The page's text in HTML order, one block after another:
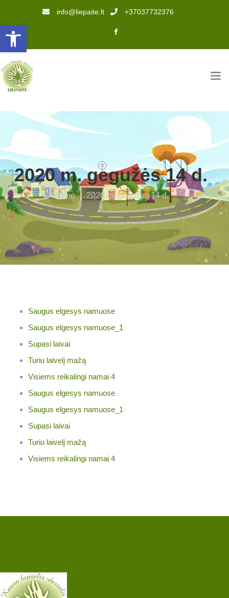
Open toolbar
info@liepaite.lt +37037732376
2020 m. gegužės 14 d.
Home . 2020 m. gegužės 14 d.
Saugus elgesys namuose
Saugus elgesys namuose_1
Supasi laivai
Turiu laivelį mažą
Visiems reikalingi namai 4
Saugus elgesys namuose
Saugus elgesys namuose_1
Supasi laivai
Turiu laivelį mažą
Visiems reikalingi namai 4